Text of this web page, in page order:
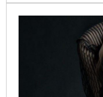
人再爆衝突，梁男
男，嚇壞其他附近
男竟說他之前是廚